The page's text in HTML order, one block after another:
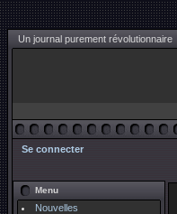
Un journal purement révolutionnaire
Se connecter
Menu
Nouvelles